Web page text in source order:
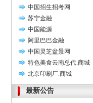
中国招生招考网
苏宁金融
中国能源
阿里巴巴金融
中国灵芝盆景网
特色美食云南总代.商城
北京印刷厂.商城
最新公告